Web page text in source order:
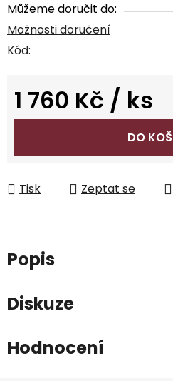
Můžeme doručit do:
Možnosti doručení
Kód:
1 760 Kč / ks
Měrná cena:
DO
Tisk Zeptat se
Popis
Diskuze
Hodnocení